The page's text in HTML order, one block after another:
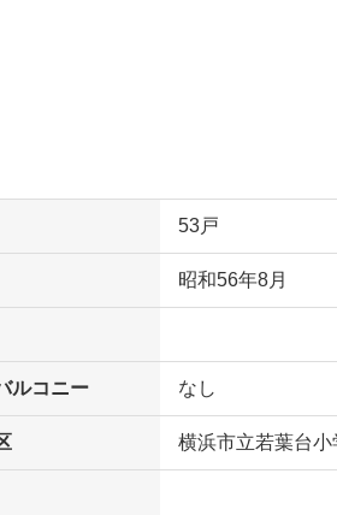
53戸
昭和56年8月
ルコニー なし
横浜市立若葉台小